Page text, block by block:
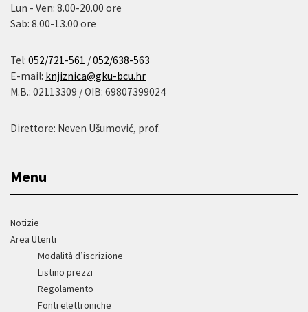
Lun - Ven: 8.00-20.00 ore
Sab: 8.00-13.00 ore
Tel: 052/721-561 /052/638-563
E-mail: knjiznica@gku-bcu.hr
M.B.: 02113309 / OIB: 69807399024
Direttore: Neven Ušumović, prof.
Menu
Notizie
Area Utenti
Modalità d’iscrizione
Listino prezzi
Regolamento
Fonti elettroniche